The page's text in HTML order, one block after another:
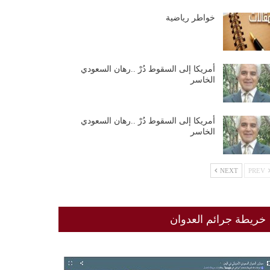
خواطر رياضية
أمريكا إلى السقوط دُرْ ..رهان السعودي
الخاسر
أمريكا إلى السقوط دُرْ ..رهان السعودي
الخاسر
NEXT
خريطة جرائم العدوان